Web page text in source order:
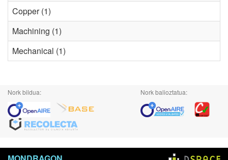
Copper (1)
Machining (1)
Mechanical (1)
Nork bildua: Nork balioztatua: